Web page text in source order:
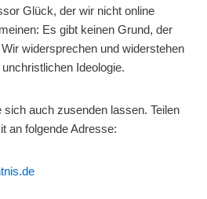
Glück, der wir nicht online
Es gibt keinen Grund, der
widersprechen und widerstehen
Ideologie.
auch zusenden lassen. Teilen
an folgende Adresse: